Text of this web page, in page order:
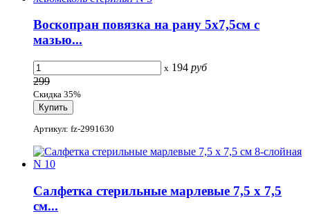
Воскопран повязка на рану 5х7,5см с
мазью...
x 194 руб
299
Скидка 35%
Артикул: fz-2991630
Салфетка стерильные марлевые 7,5 х 7,5
см...